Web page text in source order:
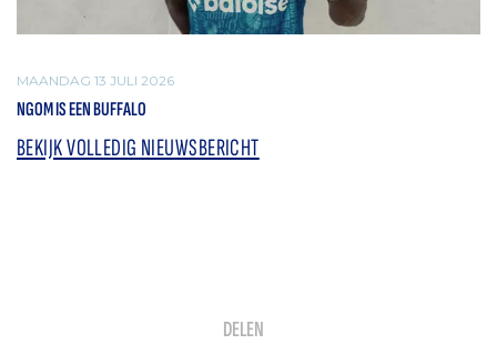
MAANDAG 13 JULI 2026
NGOM IS EEN BUFFALO
BEKIJK VOLLEDIG NIEUWSBERICHT
DELEN